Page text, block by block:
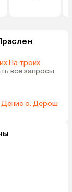
·На троих·
все запросы
Денис·о. Дерош·